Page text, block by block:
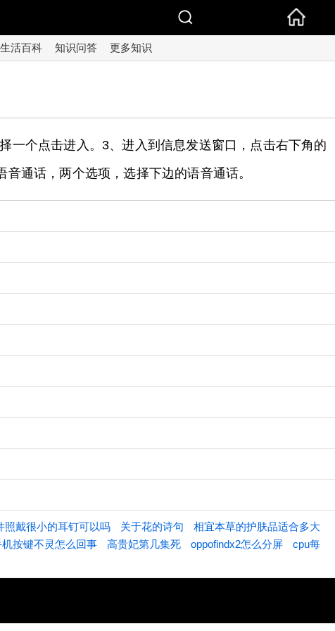
生活百科 知识问答 更多知识
一个点击进入。3、进入到信息发送窗口，点击右下角的
通话，两个选项，选择下边的语音通话。
照戴很小的耳钉可以吗 关于花的诗句
相宜本草的护肤品适合多大
按键不灵怎么回事 高贵妃第几集死 oppofindx2怎么分屏
cpu每